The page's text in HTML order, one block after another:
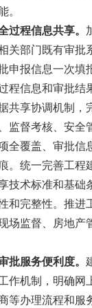
过程信息共享。
关部门既有审批
申报信息一次填
程信息和审批结
共享协调机制，
监督考核、安全
全覆盖、审批信
。统一完善工程
技术标准和基础
和完整性。推进
场监督、房地产
批服务便利度。
作机制，明确网
等办理流程和服